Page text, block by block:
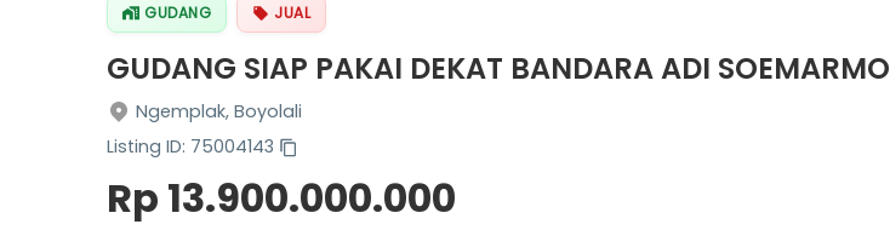
GUDANG JUAL
GUDANG SIAP PAKAI DEKAT BANDARA ADI SOEMARMO
Ngemplak, Boyolali
Listing ID: 75004143
Rp 13.900.000.000